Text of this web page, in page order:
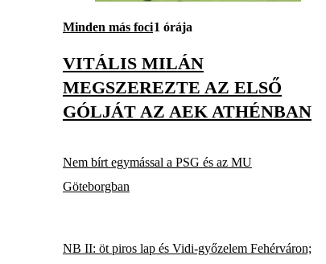
Minden más foci1 órája
VITÁLIS MILÁN
MEGSZEREZTE AZ ELSŐ
GÓLJÁT AZ AEK ATHÉNBAN
Nem bírt egymással a PSG és az MU
Göteborgban
NB II: öt piros lap és Vidi-győzelem Fehérváron;